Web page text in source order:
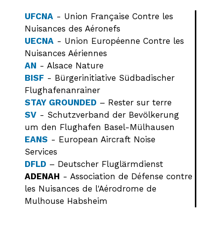
UFCNA - Union Française Contre les
Nuisances des Aéronefs
UECNA - Union Européenne Contre les
Nuisances Aériennes
AN - Alsace Nature
BISF - Bürgerinitiative Südbadischer
Flughafenanrainer
STAY GROUNDED – Rester sur terre
SV - Schutzverband der Bevölkerung
um den Flughafen Basel-Mülhausen
EANS - European Aircraft Noise
Services
DFLD – Deutscher Fluglärmdienst
ADENAH - Association de Défense contre
les Nuisances de l'Aérodrome de
Mulhouse Habsheim